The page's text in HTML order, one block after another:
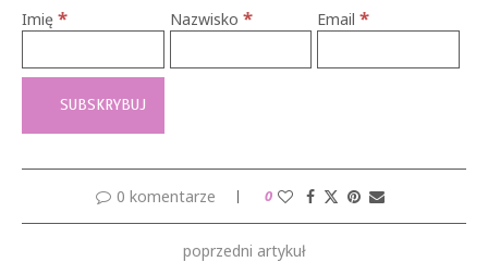
Imię * Nazwisko * Email*
0 komentarze 0
poprzedni artykuł